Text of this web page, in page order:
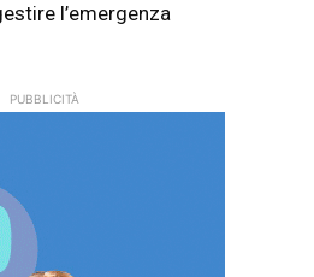
l’emergenza
PUBBLICITÀ